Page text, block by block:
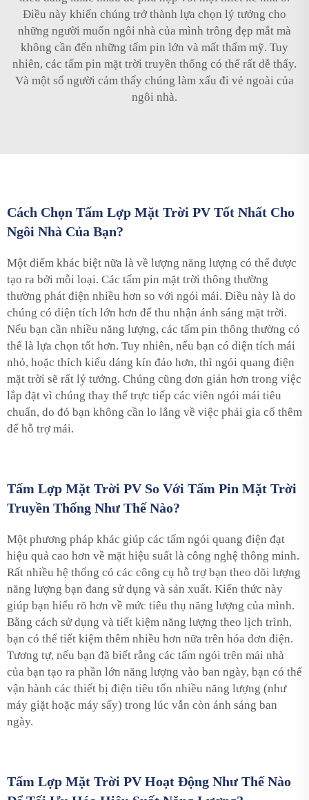
Điều này khiến chúng trở thành lựa chọn lý tưởng cho
những người muốn ngôi nhà của mình trông đẹp mắt mà
không cần đến những tấm pin lớn và mất thẩm mỹ. Tuy
nhiên, các tấm pin mặt trời truyền thống có thể rất dễ thấy.
Và một số người cảm thấy chúng làm xấu đi vẻ ngoài của
ngôi nhà.
Cách Chọn Tấm Lợp Mặt Trời PV Tốt Nhất Cho
Ngôi Nhà Của Bạn?
Một điểm khác biệt nữa là về lượng năng lượng có thể được
tạo ra bởi mỗi loại. Các tấm pin mặt trời thông thường
thường phát điện nhiều hơn so với ngói mái. Điều này là do
chúng có diện tích lớn hơn để thu nhận ánh sáng mặt trời.
Nếu bạn cần nhiều năng lượng, các tấm pin thông thường có
thể là lựa chọn tốt hơn. Tuy nhiên, nếu bạn có diện tích mái
nhỏ, hoặc thích kiểu dáng kín đáo hơn, thì ngói quang điện
mặt trời sẽ rất lý tưởng. Chúng cũng đơn giản hơn trong việc
lắp đặt vì chúng thay thế trực tiếp các viên ngói mái tiêu
chuẩn, do đó bạn không cần lo lắng về việc phải gia cố thêm
để hỗ trợ mái.
Tấm Lợp Mặt Trời PV So Với Tấm Pin Mặt Trời
Truyền Thống Như Thế Nào?
Một phương pháp khác giúp các tấm ngói quang điện đạt
hiệu quả cao hơn về mặt hiệu suất là công nghệ thông minh.
Rất nhiều hệ thống có các công cụ hỗ trợ bạn theo dõi lượng
năng lượng bạn đang sử dụng và sản xuất. Kiến thức này
giúp bạn hiểu rõ hơn về mức tiêu thụ năng lượng của mình.
Bằng cách sử dụng và tiết kiệm năng lượng theo lịch trình,
bạn có thể tiết kiệm thêm nhiều hơn nữa trên hóa đơn điện.
Tương tự, nếu bạn đã biết rằng các tấm ngói trên mái nhà
của bạn tạo ra phần lớn năng lượng vào ban ngày, bạn có thể
vận hành các thiết bị điện tiêu tốn nhiều năng lượng (như
máy giặt hoặc máy sấy) trong lúc vẫn còn ánh sáng ban
ngày.
Tấm Lợp Mặt Trời PV Hoạt Động Như Thế Nào